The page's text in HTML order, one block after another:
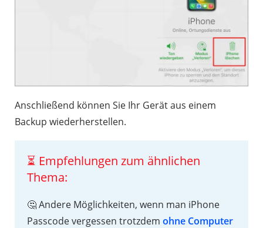
Anschließend können Sie Ihr Gerät aus einem
Backup wiederherstellen.
⏳ Empfehlungen zum ähnlichen
Thema:
🤔 Andere Möglichkeiten, wenn man iPhone
Passcode vergessen trotzdem ohne Computer